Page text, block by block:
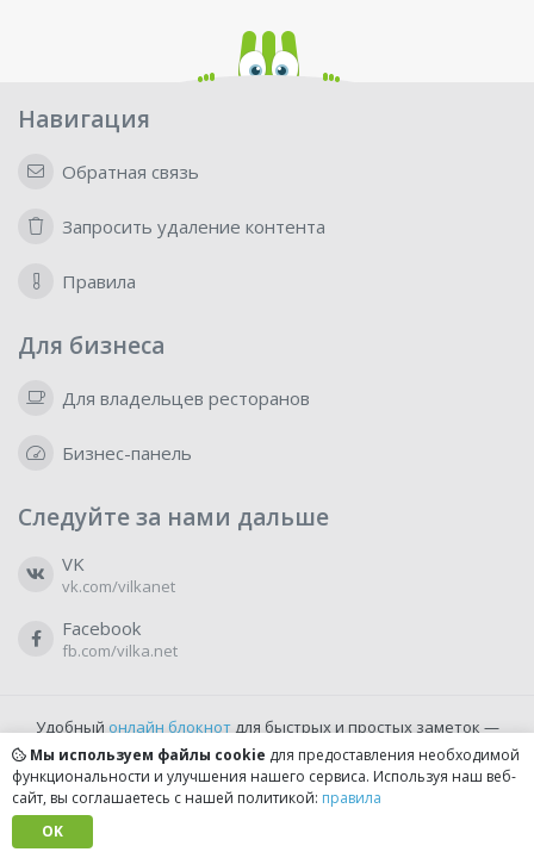
Навигация
Обратная связь
Запросить удаление контента
Правила
Для бизнеса
Для владельцев ресторанов
Бизнес-панель
Следуйте за нами дальше
VK
vk.com/vilkanet
Facebook
fb.com/vilka.net
Удобный онлайн блокнотдля быстрых и простых заметок —
бесплатно и доступно прямо из браузера.
Мы используем файлы cookie для предоставления необходимой
функциональности и улучшения нашего сервиса. Используя наш веб-
сайт, вы соглашаетесь с нашей политикой: правила
OK